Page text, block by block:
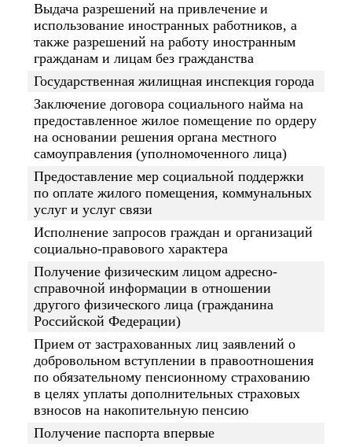
Выдача разрешений на привлечение и
использование иностранных работников, а
также разрешений на работу иностранным
гражданам и лицам без гражданства
Государственная жилищная инспекция города
Заключение договора социального найма на
предоставленное жилое помещение по ордеру
на основании решения органа местного
самоуправления (уполномоченного лица)
Предоставление мер социальной поддержки
по оплате жилого помещения, коммунальных
услуг и услуг связи
Исполнение запросов граждан и организаций
социально-правового характера
Получение физическим лицом адресно-
справочной информации в отношении
другого физического лица (гражданина
Российской Федерации)
Прием от застрахованных лиц заявлений о
добровольном вступлении в правоотношения
по обязательному пенсионному страхованию
в целях уплаты дополнительных страховых
взносов на накопительную пенсию
Получение паспорта впервые